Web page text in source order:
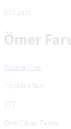
677 yazı
Ömer
Yazara Ulaş
Toplam Yazı
677
Öne Çıkan Tema